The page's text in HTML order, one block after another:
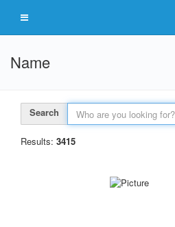
Name
Search
Results: 3415